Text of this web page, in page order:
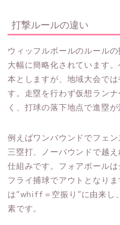
打撃ルールの違い
ウィッフルボールのルール
大幅に簡略化されています
本としますが、地域大会で
す。走塁を行わず仮想ラン
く、打球の落下地点で進塁が
例えばワンバウンドでフェ
三塁打、ノーバウンドで越
仕組みです。フォアボール
フライ捕球でアウトとなり
は“whiff＝空振り”に由来し
素です。